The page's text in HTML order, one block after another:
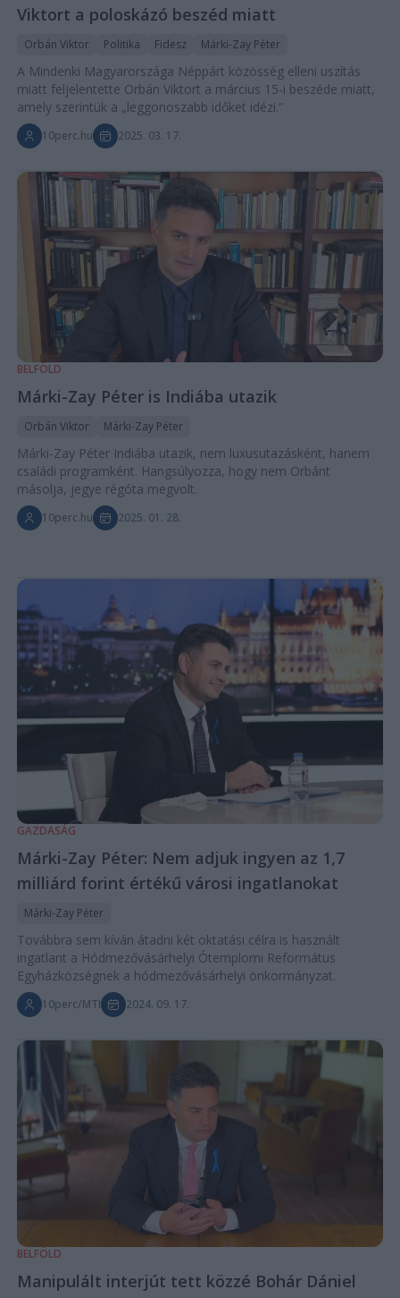
Viktort a poloskázó beszéd miatt
Orbán Viktor Politika Fidesz Márki-Zay Péter
A Mindenki Magyarországa Néppárt közösség elleni uszítás
miatt feljelentette Orbán Viktort a március 15-i beszéde miatt,
amely szerintük a „leggonoszabb időket idézi.”
10perc.hu 2025. 03. 17.
BELFÖLD
Márki-Zay Péter is Indiába utazik
Orbán Viktor Márki-Zay Péter
Márki-Zay Péter Indiába utazik, nem luxusutazásként, hanem
családi programként. Hangsúlyozza, hogy nem Orbánt
másolja, jegye régóta megvolt.
10perc.hu 2025. 01. 28.
GAZDASÁG
Márki-Zay Péter: Nem adjuk ingyen az 1,7
milliárd forint értékű városi ingatlanokat
Márki-Zay Péter
Továbbra sem kíván átadni két oktatási célra is használt
ingatlant a Hódmezővásárhelyi Ótemplomi Református
Egyházközségnek a hódmezővásárhelyi önkormányzat.
10perc/MTI 2024. 09. 17.
BELFÖLD
Manipulált interjút tett közzé Bohár Dániel